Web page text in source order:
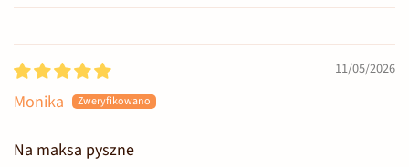
Sort by
11/05/2026
Monika
Na maksa pyszne